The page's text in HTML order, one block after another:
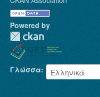
Powered by
Γλώσσα